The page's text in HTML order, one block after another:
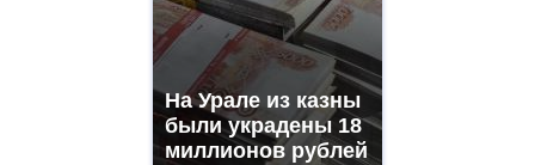
На Урале из казны
были украдены 18
миллионов рублей